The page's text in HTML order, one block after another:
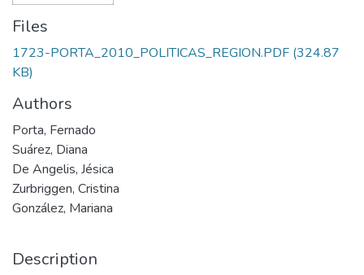
Files
1723-PORTA_2010_POLITICAS_REGION.PDF (324.87
KB)
Authors
Porta, Fernado
Suárez, Diana
De Angelis, Jésica
Zurbriggen, Cristina
González, Mariana
Description